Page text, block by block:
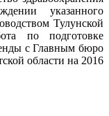
указанного
Тулунской
по подготовке
с Главным бюро
области на 2016